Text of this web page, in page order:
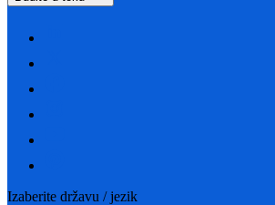
Izaberite državu / jezik